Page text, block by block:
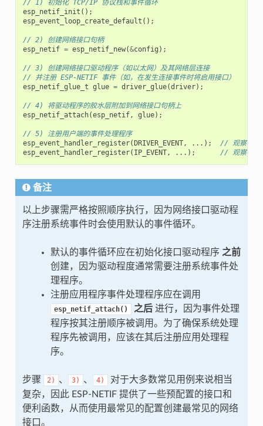
// 1) 初始化 TCP/IP 协议栈和事件循环
esp_netif_init ();
esp_event_loop_create_default ();
// 2) 创建网络接口句柄
esp_netif = esp_netif_new(&config );
// 3) 创建网络接口驱动程序（如以太网）及其网络层连接
// 并注册 ESP-NETIF 事件（如，在发生连接事件时将启用接口）
esp_netif_glue_t glue = driver_glue(driver);
// 4) 将驱动程序的胶水层附加到网络接口句柄上
esp_netif_attach(esp_netif, glue);
// 5) 注册用户端的事件处理程序
esp_event_handler_register(DRIVER_EVENT, ...);
// 观察驱动
esp_event_handler_register( IP_EVENT, ...); // 观察
备注
以上步骤需严格按照顺序执行，因为网络接口驱动程
序注册系统事件时会使用默认的事件循环。
默认的事件循环应在初始化接口驱动程序 之前
创建，因为驱动程度通常需要注册系统事件处
理程序。
注册应用程序事件处理程序应在调用
esp_netif_attach() 之后进行，因为事件处理
程序按其注册顺序被调用。为了确保系统处理
程序先被调用，应该在其后注册应用处理程
序。
步骤 2) 、 3) 、 4)
对于大多数常见用例来说相当
复杂，因此 ESP-NETIF 提供了一些预配置的接口和
便利函数，从而使用最常见的配置创建最常见的网络
接口。